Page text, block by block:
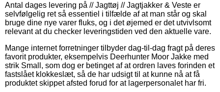
Antal dages levering på // Jagttøj // Jagtjakker & Veste er
selvfølgelig ret så essentiel i tilfælde af at man står og skal
bruge dine nye varer fluks, og i det øjemed er det utvivlsomt
relevant at du checker leveringstiden ved den aktuelle vare.
Mange internet forretninger tilbyder dag-til-dag fragt på deres
favorit produkter, eksempelvis Deerhunter Moor Jakke med
strik Small, som dog er betinget af at ordren laves forinden et
fastslået klokkeslæt, så de har udsigt til at kunne nå at få
produktet skippet afsted forud for at lagerpersonalet har fri.